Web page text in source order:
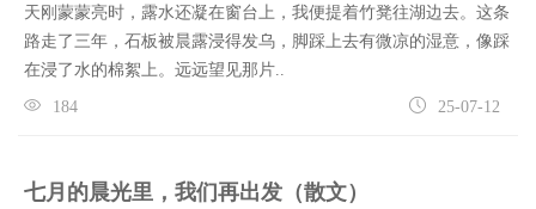
天刚蒙蒙亮时，露水还凝在窗台上，我便提着竹凳往湖边去。这条
路走了三年，石板被晨露浸得发乌，脚踩上去有微凉的湿意，像踩
在浸了水的棉絮上。远远望见那片..
184 25-07-12
七月的晨光里，我们再出发（散文）